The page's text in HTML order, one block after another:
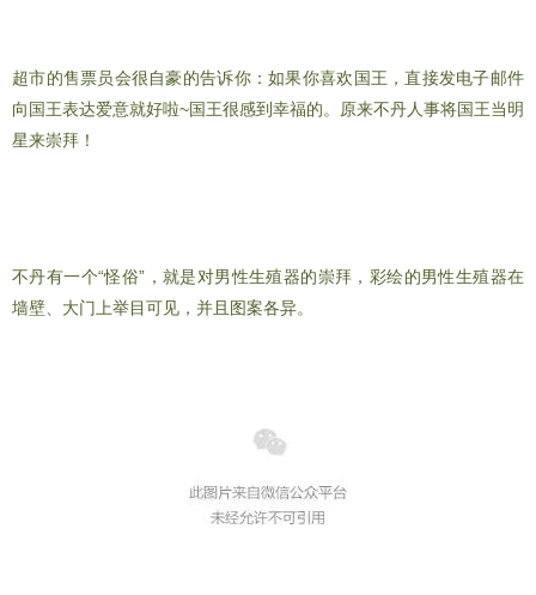
超市的售票员会很自豪的告诉你：如果你喜欢国王，直接发电子邮件
向国王表达爱意就好啦~国王很感到幸福的。原来不丹人事将国王当明
星来崇拜！
不丹有一个“怪俗”，就是对男性生殖器的崇拜，彩绘的男性生殖器在
墙壁、大门上举目可见，并且图案各异。